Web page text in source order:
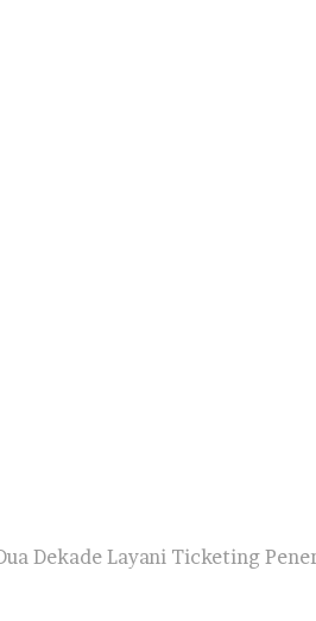
Dekade Layani Ticketing